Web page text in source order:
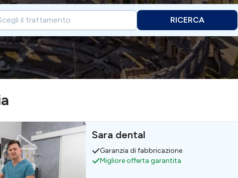
il trattamento RICERCA
Sara dental
Garanzia di fabbricazione
Migliore offerta garantita